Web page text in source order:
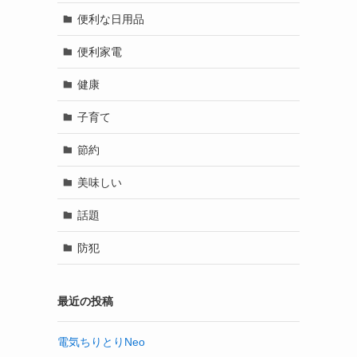
便利な日用品
便利家電
健康
子育て
節約
美味しい
話題
防犯
最近の投稿
電気ちりとりNeo